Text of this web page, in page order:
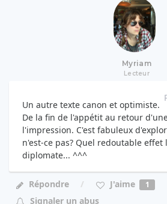
Myriam
Lecteur
Un autre texte canon et optimiste.
De la fin de l'appétit au retour
l'impression. C'est fabuleux
n'est-ce pas? Quel redoutable effet
diplomate... ^^^
Répondre J'aime 1
Signaler un abus